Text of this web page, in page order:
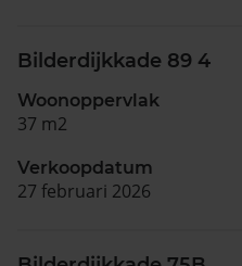
Bilderdijkkade 89 4
Woonoppervlak
37 m2
Verkoopdatum
27 februari 2026